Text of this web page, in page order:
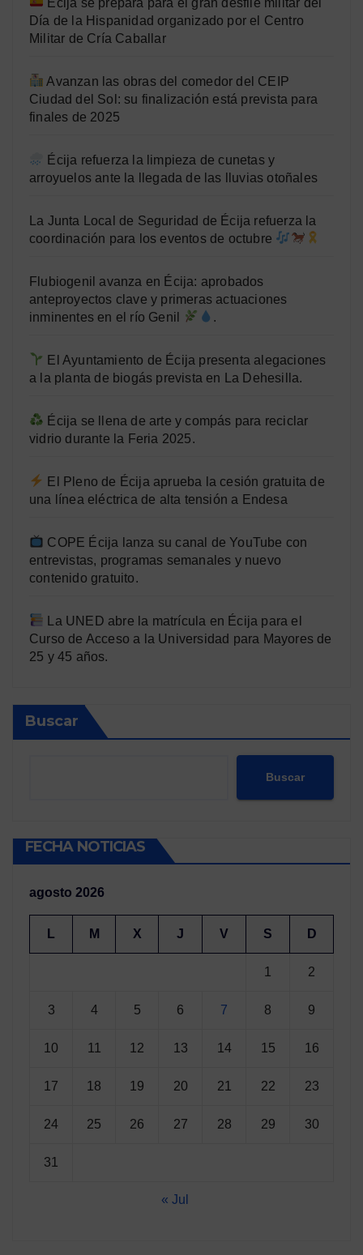
Día de la Hispanidad organizado por el Centro
Militar de Cría Caballar
Avanzan las obras del comedor del CEIP
Ciudad del Sol: su finalización está prevista para
finales de 2025
Écija refuerza la limpieza de cunetas y
arroyuelos ante la llegada de las lluvias otoñales
La Junta Local de Seguridad de Écija refuerza la
coordinación para los eventos de octubre
Flubiogenil avanza en Écija: aprobados
anteproyectos clave y primeras actuaciones
inminentes en el río Genil
.
El Ayuntamiento de Écija presenta alegaciones
a la planta de biogás prevista en La Dehesilla.
Écija se llena de arte y compás para reciclar
vidrio durante la Feria 2025.
El Pleno de Écija aprueba la cesión gratuita de
una línea eléctrica de alta tensión a Endesa
COPE Écija lanza su canal de YouTube con
entrevistas, programas semanales y nuevo
contenido gratuito.
La UNED abre la matrícula en Écija para el
Curso de Acceso a la Universidad para Mayores de
25 y 45 años.
Buscar
Buscar
FECHA NOTICIAS
agosto 2026
L M X J V S D
1 2
3 4 5 6 7 8 9
10 11 12 13 14 15 16
17 18 19 20 21 22 23
24 25 26 27 28 29 30
31
« Jul